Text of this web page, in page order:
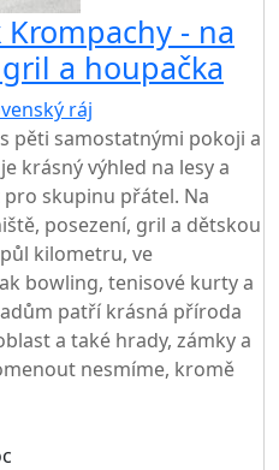
- na
a houpačka
ráj
pěti samostatnými pokoji a
krásný výhled na lesy a
skupinu přátel. Na
posezení, gril a dětskou
kilometru, ve
bowling, tenisové kurty a
patří krásná příroda
a také hrady, zámky a
nesmíme, kromě